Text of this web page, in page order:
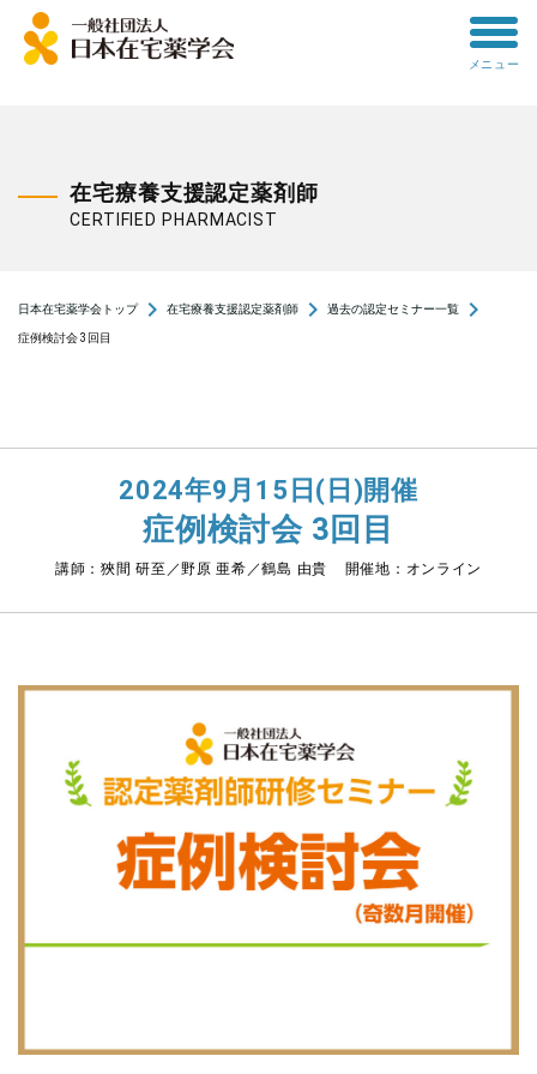
toggle
メニュー
在宅療養支援認定薬剤師
CERTIFIED PHARMACIST
日本在宅薬学会トップnavigate_next 在宅療養支援認定薬剤師 navigate_next 過去の認定セミナー一覧 navigate_next
症例検討会 3回目
2024年9月15日(日)開催
症例検討会 3回目
講師：狹間 研至／野原 亜希／鶴島 由貴 開催地：オンライン